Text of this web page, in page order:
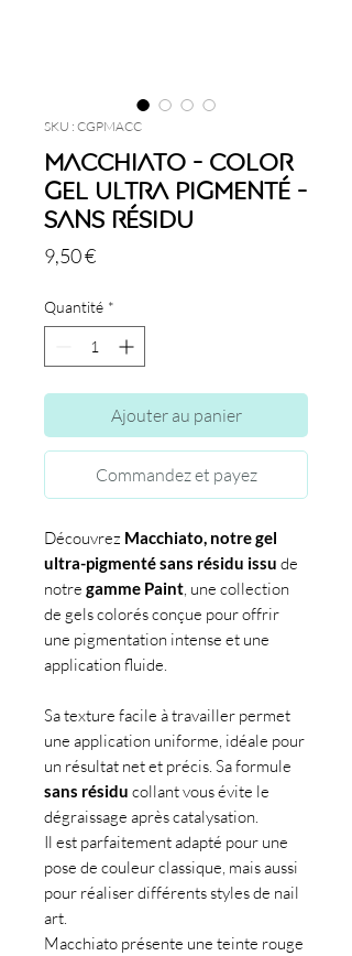
SKU : CGPMACC
Macchiato - Color
Gel Ultra Pigmenté -
Sans Résidu
9,50 €Prix
Quantité *
Ajouter au panier
Commandez et payez
Découvrez Macchiato, notre gel
ultra-pigmenté sans résidu issu de
notre gamme Paint, une collection
de gels colorés conçue pour offrir
une pigmentation intense et une
application fluide.
Sa texture facile à travailler permet
une application uniforme, idéale pour
un résultat net et précis. Sa formule
sans résidu collant vous évite le
dégraissage après catalysation.
Il est parfaitement adapté pour une
pose de couleur classique, mais aussi
pour réaliser différents styles de nail
art.
Macchiato présente une teinte rouge